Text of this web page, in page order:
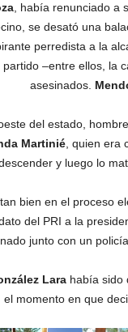
, había renunciado a
se desató una
perredista a la
–entre ellos, la
asesinados.
del estado,
Martinié , quien
y luego lo
bien en el proceso
del PRI a la
junto con un
Larahabía sido
el momento en que